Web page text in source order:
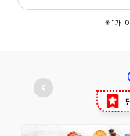
※ 1개